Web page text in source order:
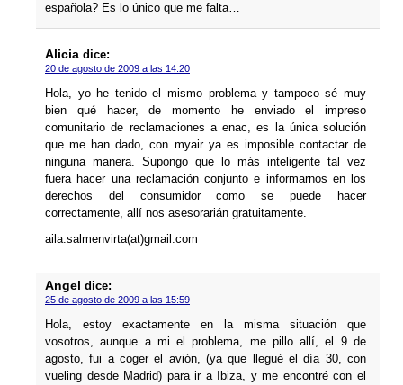
española? Es lo único que me falta…
Alicia dice:
20 de agosto de 2009 a las 14:20
Hola, yo he tenido el mismo problema y tampoco sé muy
bien qué hacer, de momento he enviado el impreso
comunitario de reclamaciones a enac, es la única solución
que me han dado, con myair ya es imposible contactar de
ninguna manera. Supongo que lo más inteligente tal vez
fuera hacer una reclamación conjunto e informarnos en los
derechos del consumidor como se puede hacer
correctamente, allí­ nos asesorarián gratuitamente.
aila.salmenvirta(at)gmail.com
Angel dice:
25 de agosto de 2009 a las 15:59
Hola, estoy exactamente en la misma situación que
vosotros, aunque a mi el problema, me pillo allí­, el 9 de
agosto, fui a coger el avión, (ya que llegué el dí­a 30, con
vueling desde Madrid) para ir a Ibiza, y me encontré con el